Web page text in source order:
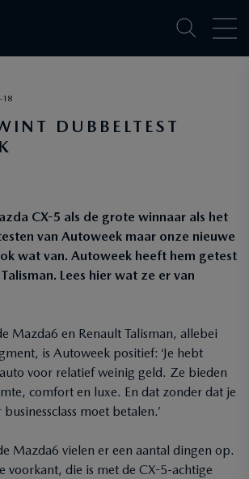
18
DUBBELTEST
CX-5 als de grote winnaar als het
van Autoweek maar onze nieuwe
wat van. Autoweek heeft hem getest
Lees hier wat ze er van
Mazda6 en Renault Talisman, allebei
is Autoweek positief: ‘Je hebt
voor relatief weinig geld. Ze bieden
comfort en luxe. En dat zonder dat je
moet betalen.’
Mazda6 vielen er een aantal dingen op.
voorkant, die is met de CX-5-achtige